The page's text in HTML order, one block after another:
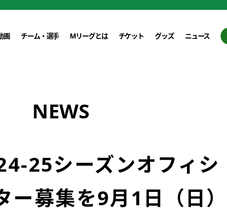
画 チーム・選手 Mリーグとは チケット グッズ ニュース
NEWS
25シーズンオフィシ
ー募集を9月1日（日）